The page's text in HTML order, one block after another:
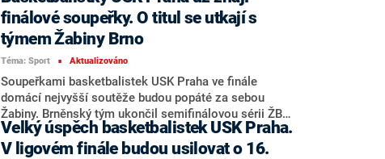
zápasy se ujaly vedení 1:0. Druhý duel se uskuteční ve
středu v Brně.
finálové soupeřky. O titul se utkají s
týmem Žabiny Brno
Téma: Sport ■ Aktualizováno
Soupeřkami basketbalistek USK Praha ve finále
domácí nejvyšší soutěže budou popáté za sebou
Žabiny. Brněnský tým ukončil semifinálovou sérii ŽBL
dnešní výhrou 92:53 na hřišti SBŠ Ostrava a zvítězil
3:0 na zápasy.
Velký úspěch basketbalistek USK Praha.
V ligovém finále budou usilovat o 16.